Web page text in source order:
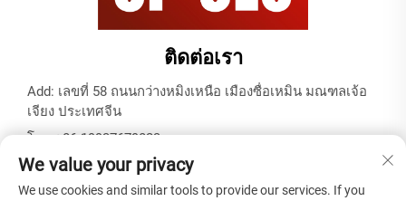
ติดต่อเรา
Add: เลขที่ 58 ถนนกว่างหมิงเหนือ เมืองซื่อเหมิน มณฑลเจ้อ
เจียง ประเทศจีน
โทร:+86-19937679823
อีเมล:[email protected]
We value your privacy
We use cookies and similar tools to provide our services. If you